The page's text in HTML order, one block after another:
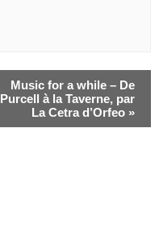
Music for a while – De
Purcell à la Taverne, par
La Cetra d’Orfeo »